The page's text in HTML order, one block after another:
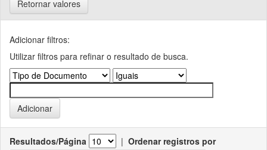
Retornar valores
Adicionar filtros:
Utilizar filtros para refinar o resultado de busca.
Resultados/Página | Ordenar registros por